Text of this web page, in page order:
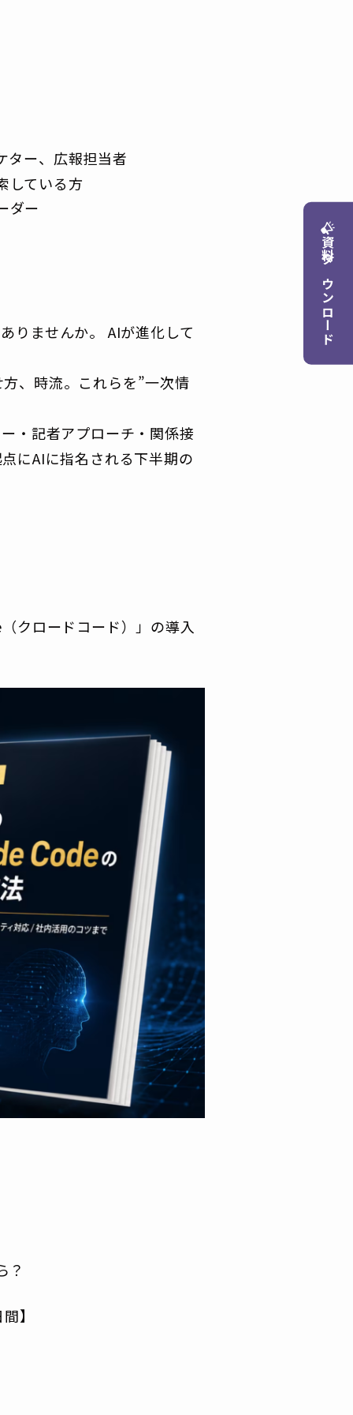
ター、広報担当者
している方
ダー
りませんか。 AIが進化して
、時流。これらを”一次情
・記者アプローチ・関係接
にAIに指名される下半期の
クロードコード）」の導入
？
】
資料ダウンロード